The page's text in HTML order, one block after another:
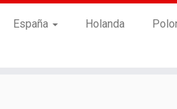
España Holanda